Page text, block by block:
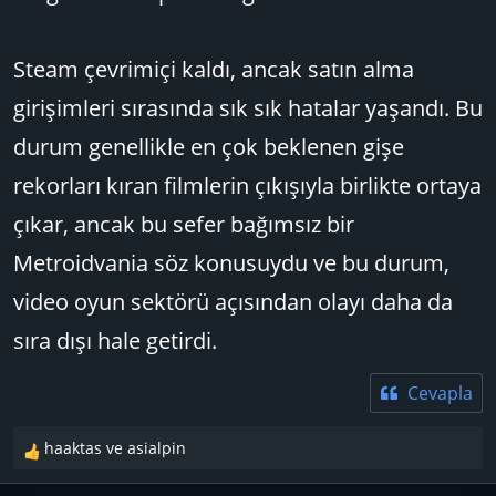
Steam çevrimiçi kaldı, ancak satın alma
girişimleri sırasında sık sık hatalar yaşandı. Bu
durum genellikle en çok beklenen gişe
rekorları kıran filmlerin çıkışıyla birlikte ortaya
çıkar, ancak bu sefer bağımsız bir
Metroidvania söz konusuydu ve bu durum,
video oyun sektörü açısından olayı daha da
sıra dışı hale getirdi.
Cevapla
T
e
haaktas ve asialpin